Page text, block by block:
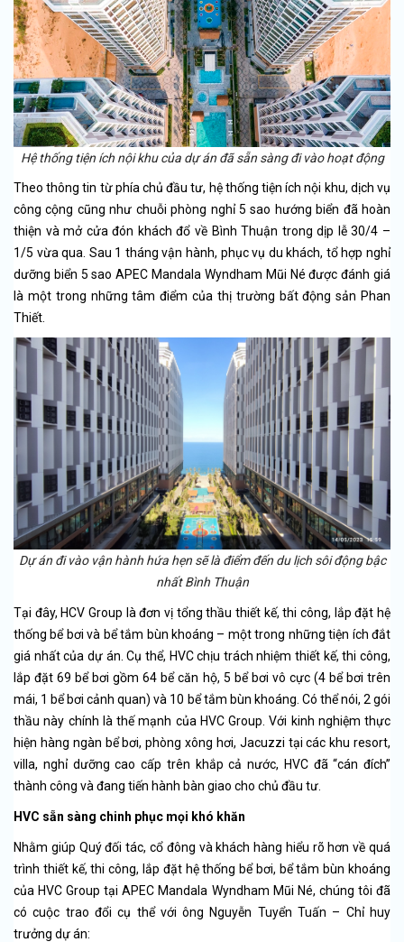
Hệ thống tiện ích nội khu của dự án đã sẵn sàng đi vào hoạt động
Theo thông tin từ phía chủ đầu tư, hệ thống tiện ích nội khu, dịch vụ
công cộng cũng như chuỗi phòng nghỉ 5 sao hướng biển đã hoàn
thiện và mở cửa đón khách đổ về Bình Thuận trong dịp lễ 30/4 –
1/5 vừa qua. Sau 1 tháng vận hành, phục vụ du khách, tổ hợp nghỉ
dưỡng biển 5 sao APEC Mandala Wyndham Mũi Né được đánh giá
là một trong những tâm điểm của thị trường bất động sản Phan
Thiết.
Dự án đi vào vận hành hứa hẹn sẽ là điểm đến du lịch sôi động bậc
nhất Bình Thuận
Tại đây, HCV Group là đơn vị tổng thầu thiết kế, thi công, lắp đặt hệ
thống bể bơi và bể tắm bùn khoáng – một trong những tiện ích đắt
giá nhất của dự án. Cụ thể, HVC chịu trách nhiệm thiết kế, thi công,
lắp đặt 69 bể bơi gồm 64 bể căn hộ, 5 bể bơi vô cực (4 bể bơi trên
mái, 1 bể bơi cảnh quan) và 10 bể tắm bùn khoáng. Có thể nói, 2 gói
thầu này chính là thế mạnh của HVC Group. Với kinh nghiệm thực
hiện hàng ngàn bể bơi, phòng xông hơi, Jacuzzi tại các khu resort,
villa, nghỉ dưỡng cao cấp trên khắp cả nước, HVC đã “cán đích”
thành công và đang tiến hành bàn giao cho chủ đầu tư.
HVC sẵn sàng chinh phục mọi khó khăn
Nhằm giúp Quý đối tác, cổ đông và khách hàng hiểu rõ hơn về quá
trình thiết kế, thi công, lắp đặt hệ thống bể bơi, bể tắm bùn khoáng
của HVC Group tại APEC Mandala Wyndham Mũi Né, chúng tôi đã
có cuộc trao đổi cụ thể với ông Nguyễn Tuyển Tuấn – Chỉ huy
trưởng dự án: